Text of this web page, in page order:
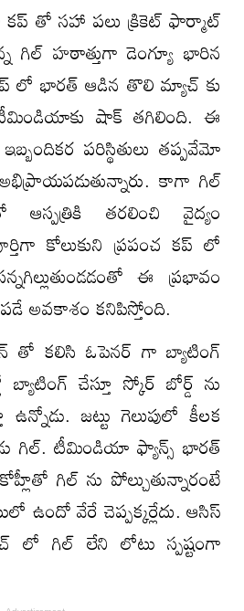
తో సహా పలు క్రికెట్ ఫార్మాట్
హఠాత్తుగా డెంగ్యూ భారిన
లో భారత్ ఆడిన తొలి మ్యాచ్ కు
షాక్ తగిలింది. ఈ
పరిస్థితులు తప్పవేమో
అభిప్రాయపడుతున్నారు. కాగా గిల్
ఆస్పత్రికి తరలించి వైద్యం
కోలుకుని ప్రపంచ కప్ లో
ఈ ప్రభావం
అవకాశం కనిపిస్తోంది.
తో కలిసి ఓపెనర్ గా బ్యాటింగ్
చేస్తూ స్కోర్ బోర్డ్ ను
ఉన్నోడు. జట్టు గెలుపులో కీలక
గిల్. టీమిండియా ఫ్యాన్స్ భారత్
గిల్ ను పోల్చుతున్నారంటే
ఉందో వేరే చెప్పక్కర్లేదు. ఆసిస్
గిల్ లేని లోటు స్పష్టంగా